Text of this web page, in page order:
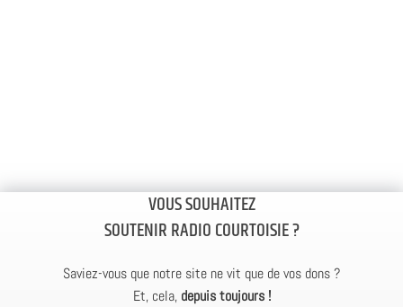
VOUS SOUHAITEZ
SOUTENIR RADIO COURTOISIE ?
Saviez-vous que notre site ne vit que de vos dons ?
Et, cela, depuis toujours !